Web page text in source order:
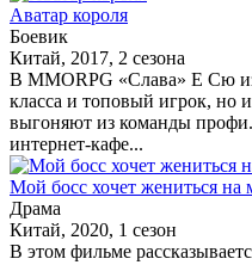
Аватар короля
Боевик
Китай, 2017, 2 сезона
В MMORPG «Слава» Е Сю
класса и топовый игрок, но
выгоняют из команды профи.
интернет-кафе...
Мой босс хочет жениться на
Драма
Китай, 2020, 1 сезон
В этом фильме